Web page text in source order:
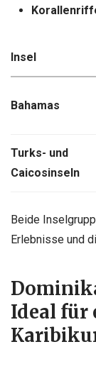
Insel
Bahamas
Turks- und
Caicosinseln
Beide
Erlebnisse und
Ideal für